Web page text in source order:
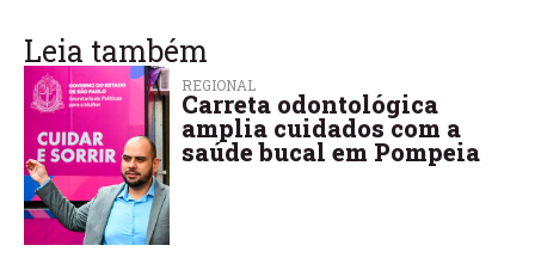
Leia também
REGIONAL
Carreta odontológica
amplia cuidados com a
saúde bucal em Pompeia